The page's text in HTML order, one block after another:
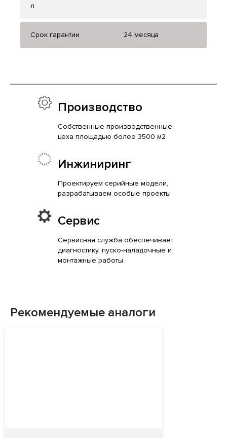
л
Срок гарантии 24 месяца
Производство
Собственные производственные
цеха площадью более 3500 м2
Инжиниринг
Проектируем серийные модели,
разрабатываем особые проекты
Сервис
Сервисная служба обеспечивает
диагностику, пуско-наладочные и
монтажные работы
Рекомендуемые аналоги